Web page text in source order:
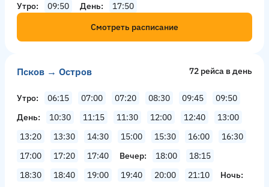
Утро 09:50 День
17:50
Смотреть расписание
Псков → Остров 72 рейсa в день
Утро 06:15 07:00 07:20 08:30 09:45
09:50
День
10:30 11:15 11:30 12:00 12:40
13:00
13:20
13:30 14:30 15:00 15:30 16:00
16:30
17:00
17:20 17:40 Вечер 18:00
18:15
18:30
18:40 19:00 19:40 20:00 21:10
Ночь